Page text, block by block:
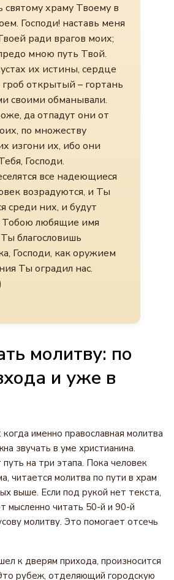
святому храму Твоему в
Господи! наставь меня
ради врагов моих;
мною путь Твой.
их истины, сердце
гроб открытый – гортань
своими обманывали.
да отпадут они от
по множеству
изгони их, ибо они
Господи.
все надеющиеся
возрадуются, и Ты
среди них, и будут
Тобою любящие имя
благословишь
Господи, как оружием
Ты оградил нас.
молитву: по
и уже в
именно православная молитва
звучать в уме христианина.
на три этапа. Пока человек
читается молитва по пути в храм
выше. Если под рукой нет текста,
мысленно читать 50-й и 90-й
молитву. Это помогает отсечь
к дверям прихода, произносится
рубеж, отделяющий городскую